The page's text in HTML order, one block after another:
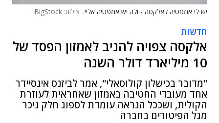
יש לי אמפטיה לאלקסה - ולה יש אמפטיה אליי. צילום: BigStock
חדשות
אלקסה צפויה להניב לאמזון הפסד של
10 מיליארד דולר השנה
"מדובר בכישלון קולוסאלי", אמר לביזנס אינסיידר
אחד מעובדי החטיבה באמזון שאחראית לעוזרת
הקולית, ושככל הנראה עומדת לספוג חלק ניכר
מגל הפיטורים בחברה